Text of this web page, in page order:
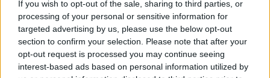
If you wish to opt-out of the sale, sharing to third parties, or
processing of your personal or sensitive information for
targeted advertising by us, please use the below opt-out
section to confirm your selection. Please note that after your
opt-out request is processed you may continue seeing
interest-based ads based on personal information utilized by
Március végén térnek vissza a kérdésre.
AZ ADATVÉDELMI HATÓSÁG SZERINT
TÖRVÉNYESEN HASZNÁLTÁK ÚJSÁGÍRÓK ÉS
POLITIKUSOK ELLEN A PEGASUS
KÉMSZOFTVERT